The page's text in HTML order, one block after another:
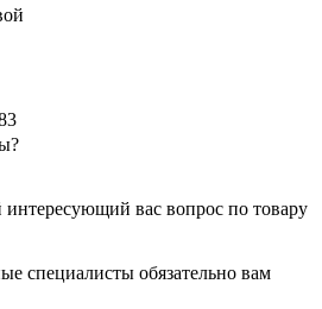
вас вопрос по товару
специалисты обязательно вам